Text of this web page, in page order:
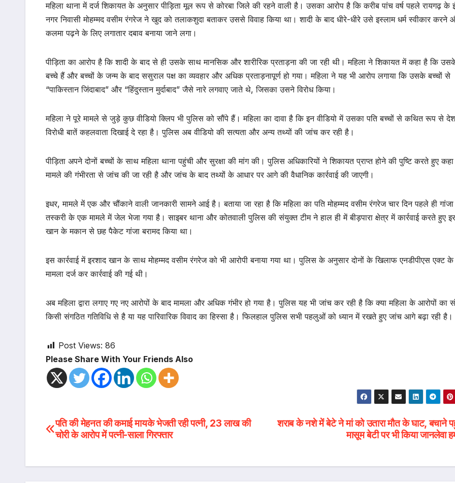
महिला थाना में दर्ज शिकायत के अनुसार पीड़िता मूल रूप से कोरबा जिले की रहने वाली है। उसका आरोप है कि करीब पांच वर्ष पहले रायगढ़ के
नगर निवासी मोहम्मद वसीम रंगरेज ने खुद को तलाकशुदा बताकर उससे विवाह किया था। शादी के बाद धीरे-धीरे उसे इस्लाम धर्म स्वीकार करने
कलमा पढ़ने के लिए लगातार दबाव बनाया जाने लगा।
पीड़िता का आरोप है कि शादी के बाद से ही उसके साथ मानसिक और शारीरिक प्रताड़ना की जा रही थी। महिला ने शिकायत में कहा है कि
बच्चे हैं और बच्चों के जन्म के बाद ससुराल पक्ष का व्यवहार और अधिक प्रताड़नापूर्ण हो गया। महिला ने यह भी आरोप लगाया कि उसके बच्चों से
“पाकिस्तान जिंदाबाद” और “हिंदुस्तान मुर्दाबाद” जैसे नारे लगवाए जाते थे, जिसका उसने विरोध किया।
महिला ने पूरे मामले से जुड़े कुछ वीडियो क्लिप भी पुलिस को सौंपे हैं। महिला का दावा है कि इन वीडियो में उसका पति बच्चों से कथित रूप से देश
विरोधी बातें कहलवाता दिखाई दे रहा है। पुलिस अब वीडियो की सत्यता और अन्य तथ्यों की जांच कर रही है।
पीड़िता अपने दोनों बच्चों के साथ महिला थाना पहुंची और सुरक्षा की मांग की। पुलिस अधिकारियों ने शिकायत प्राप्त होने की पुष्टि करते हुए
मामले की गंभीरता से जांच की जा रही है और जांच के बाद तथ्यों के आधार पर आगे की वैधानिक कार्रवाई की जाएगी।
इधर, मामले में एक और चौंकाने वाली जानकारी सामने आई है। बताया जा रहा है कि महिला का पति मोहम्मद वसीम रंगरेज चार दिन पहले ही गांजा
तस्करी के एक मामले में जेल भेजा गया है। साइबर थाना और कोतवाली पुलिस की संयुक्त टीम ने हाल ही में बीड़पारा क्षेत्र में कार्रवाई करते हुए
खान के मकान से छह पैकेट गांजा बरामद किया था।
इस कार्रवाई में इरशाद खान के साथ मोहम्मद वसीम रंगरेज को भी आरोपी बनाया गया था। पुलिस के अनुसार दोनों के खिलाफ एनडीपीएस एक्ट
मामला दर्ज कर कार्रवाई की गई थी।
अब महिला द्वारा लगाए गए नए आरोपों के बाद मामला और अधिक गंभीर हो गया है। पुलिस यह भी जांच कर रही है कि क्या महिला के आरोपों का
किसी संगठित गतिविधि से है या यह पारिवारिक विवाद का हिस्सा है। फिलहाल पुलिस सभी पहलुओं को ध्यान में रखते हुए जांच आगे बढ़ा रही है।
Post Views: 86
Please Share With Your Friends Also
Post
शराब के नशे में बेटे ने मां को उतारा मौत के घाट, बचाने
मासूम बेटी पर भी किया जानलेवा
पति की मेहनत की कमाई मायके भेजती रही पत्नी, 23 लाख की
चोरी के आरोप में पत्नी-साला गिरफ्तार